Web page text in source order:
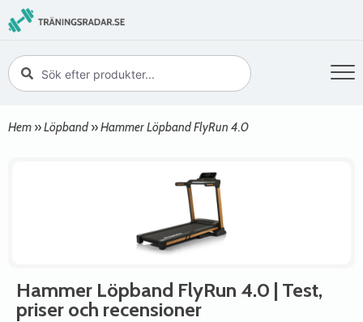
Hem »Löpband »Hammer Löpband FlyRun 4.0
Hammer Löpband FlyRun 4.0 | Test,
priser och recensioner